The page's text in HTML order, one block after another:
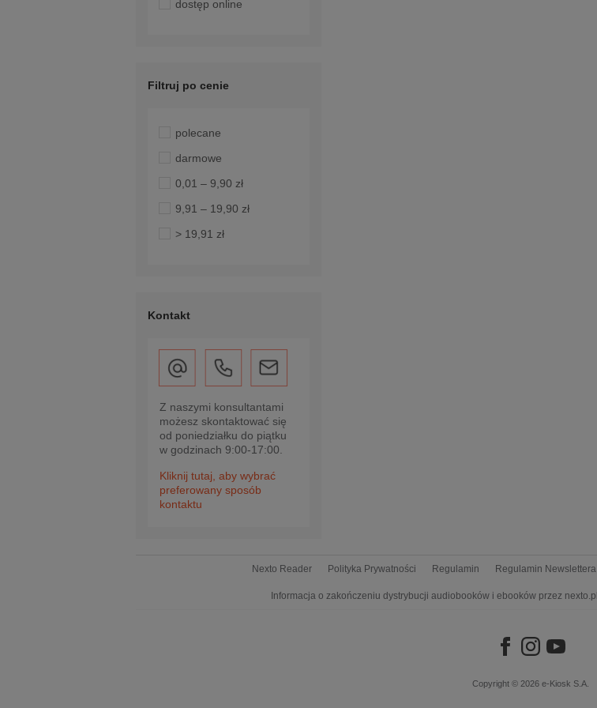
dostęp online
Filtruj po cenie
polecane
darmowe
0,01 – 9,90 zł
9,91 – 19,90 zł
> 19,91 zł
Kontakt
Z naszymi konsultantami
możesz skontaktować się
od poniedziałku do piątku
w godzinach 9:00-17:00.
Kliknij tutaj, aby wybrać
preferowany sposób
kontaktu
Nexto Reader Polityka Prywatności Regulamin Regulamin Newslettera
Informacja o zakończeniu dystrybucji audiobooków i ebooków przez nexto.pl
Copyright © 2026 e-Kiosk S.A.